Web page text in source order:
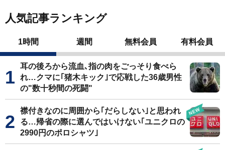
人気記事ランキング
1時間 週間 無料会員 有料会員
耳の後ろから流血､指の肉をごっそり食べら
れ…クマに｢猪木キック｣で応戦した36歳男性
の"数十秒間の死闘"
襟付きなのに周囲から｢だらしない｣と思われ
る…帰省の際に選んではいけない｢ユニクロの
2990円のポロシャツ｣